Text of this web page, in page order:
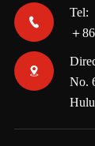

Tel:
＋

No.